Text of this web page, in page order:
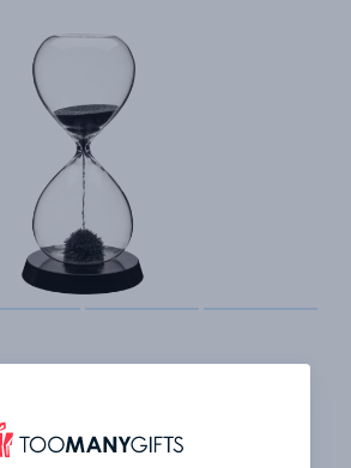
Elusive Time, черный